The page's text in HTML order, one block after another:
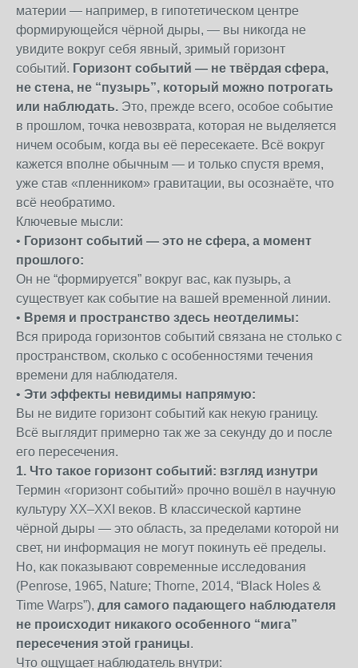
материи — например, в гипотетическом центре
формирующейся чёрной дыры, — вы никогда не
увидите вокруг себя явный, зримый горизонт
событий. Горизонт событий — не твёрдая сфера,
не стена, не “пузырь”, который можно потрогать
или наблюдать. Это, прежде всего, особое событие
в прошлом, точка невозврата, которая не выделяется
ничем особым, когда вы её пересекаете. Всё вокруг
кажется вполне обычным — и только спустя время,
уже став «пленником» гравитации, вы осознаёте, что
всё необратимо.
Ключевые мысли:
• Горизонт событий — это не сфера, а момент
прошлого:
Он не “формируется” вокруг вас, как пузырь, а
существует как событие на вашей временной линии.
• Время и пространство здесь неотделимы:
Вся природа горизонтов событий связана не столько с
пространством, сколько с особенностями течения
времени для наблюдателя.
• Эти эффекты невидимы напрямую:
Вы не видите горизонт событий как некую границу.
Всё выглядит примерно так же за секунду до и после
его пересечения.
1. Что такое горизонт событий: взгляд изнутри
Термин «горизонт событий» прочно вошёл в научную
культуру XX–XXI веков. В классической картине
чёрной дыры — это область, за пределами которой ни
свет, ни информация не могут покинуть её пределы.
Но, как показывают современные исследования
(Penrose, 1965, Nature; Thorne, 2014, “Black Holes &
Time Warps”), для самого падающего наблюдателя
не происходит никакого особенного “мига”
пересечения этой границы.
Что ощущает наблюдатель внутри: